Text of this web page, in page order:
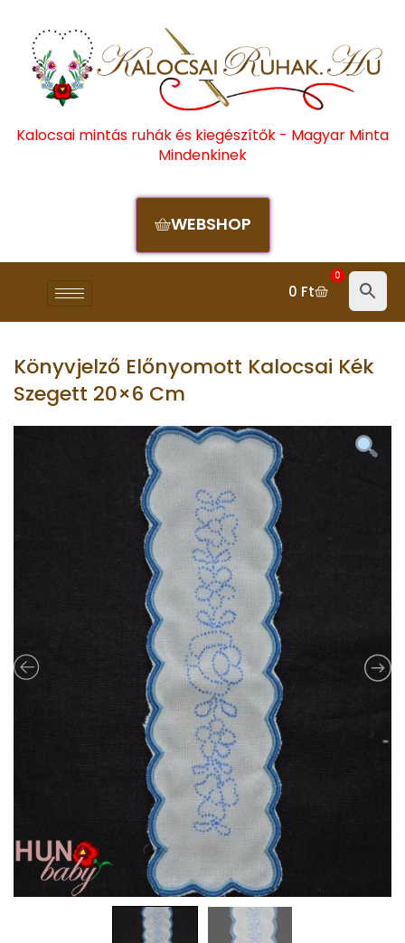
Kalocsai mintás ruhák és kiegészítők - Magyar Minta
Mindenkinek
WEBSHOP
0 Ft
0
Könyvjelző Előnyomott Kalocsai Kék
Szegett 20×6 Cm